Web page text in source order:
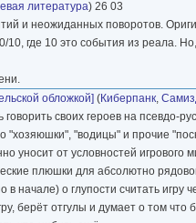
литература) 26 03
и неожиданных поворотов.
где 10 это события из реала.
обложкой] (Киберпанк,
своих героев на псевдо-
"водицы" и прочие
уносит от условностей
плюшки для абсолютно
в начале) о глупости считать
берёт отгулы и думает о том что